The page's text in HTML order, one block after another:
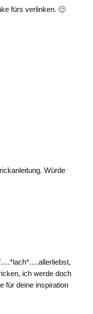
fürs verlinken. 🙂
Würde
ich werde doch
für deine inspiration